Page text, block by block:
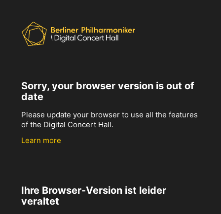
Sorry, your browser version is out of
date
Please update your browser to use all the features
of the Digital Concert Hall.
Learn more
Ihre Browser-Version ist leider
veraltet